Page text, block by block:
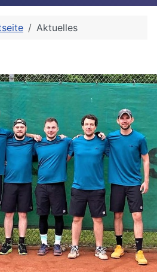
Aktuelles